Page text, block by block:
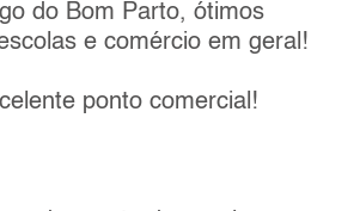
do Bom Parto, ótimos
e comércio em geral!
ponto comercial!